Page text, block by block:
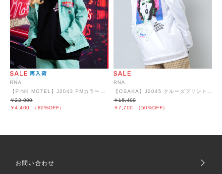
RNA
【PINK MOTEL】J2043 PMカラーコンビトラッカー
￥4,400 （80%OFF）
￥22,000
RNA
【OSAKA】J2045 クルーズプリントコーチジャケット
￥7,700 （50%OFF）
￥15,400
お問い合わせ